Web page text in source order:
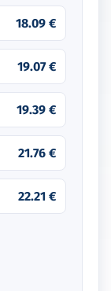
18.09 €
19.07 €
19.39 €
21.76 €
22.21 €